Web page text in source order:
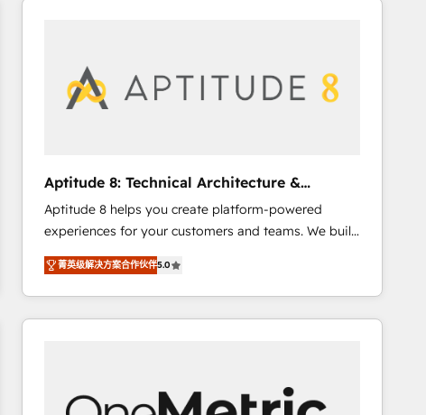
market execution. Why B2B Businesses Choose RP: -
Secure: Soc2 compliant 🛡️ - Pricing: Implementations
HubSpot Partner 🪴 - Sales Hub: More
implementations than any other Partner 💻 -
Migrations: We convert Salesforce addicts to
HubSpot evangelists 🧡 Don't hire a marketing
agency for an Ops problem. Don't hire a technical
agency for a growth problem. Hire a partner built to
solve both.
Aptitude 8: Technical Architecture &
Deployment
Aptitude 8 helps you create platform-powered
experiences for your customers and teams. We build
multi-hub solutions and orchestrate operations
across your entire tech stack. Aptitude 8 is trusted
by top brands such as Lenovo, Bluetooth,
International Sports Sciences Association, SXSW,
partner and expertise across operational strategy,
菁英级解决方案合作伙伴5.0